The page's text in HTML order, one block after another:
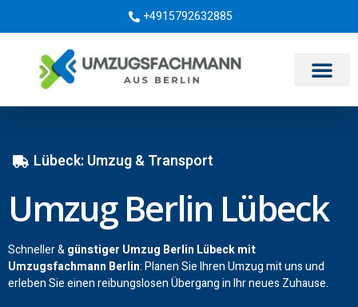
+4915792632885
Lübeck: Umzug & Transport
Umzug Berlin Lübeck
Schneller &günstiger Umzug Berlin Lübeck mit
Umzugsfachmann Berlin: Planen Sie Ihren Umzug mit uns und
erleben Sie einen reibungslosen Übergang in Ihr neues Zuhause.